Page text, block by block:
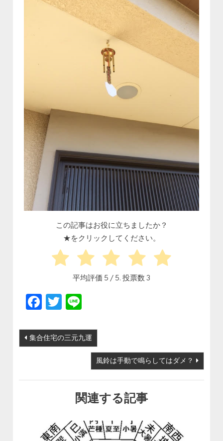
この記事はお役に立ちましたか？
★をクリックしてください。
平均評価 5 / 5. 投票数3
Facebook
Twitter
投稿ナビゲーション
集合住宅の三元九運
風鈴は手動で鳴らしてはダメ？
関連する記事